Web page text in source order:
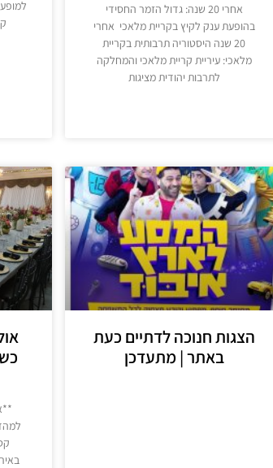
אחרי 20 שנה: גדול הזמר החסידי
בהופעת ענק לקיץ בקריית מלאכי אחרי
20 שנה ​היסטוריה תרבותית בקריית
מלאכי: עיריית קריית מלאכי והמחלקה
לתרבות יהודית מציגות
הצגות חנוכה לדתיים כעת
באתר | מתעדכן